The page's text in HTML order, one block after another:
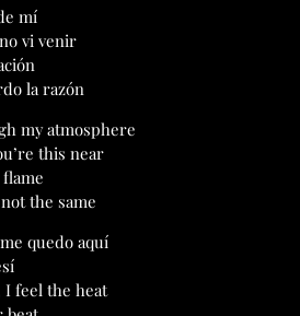
mí
vi venir
la razón
my atmosphere
this near
the same
quedo aquí
I feel the heat